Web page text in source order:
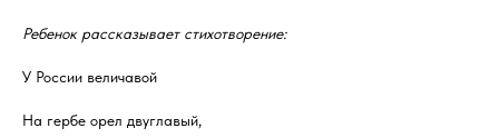
Ребенок рассказывает стихотворение:
У России величавой
На гербе орел двуглавый,